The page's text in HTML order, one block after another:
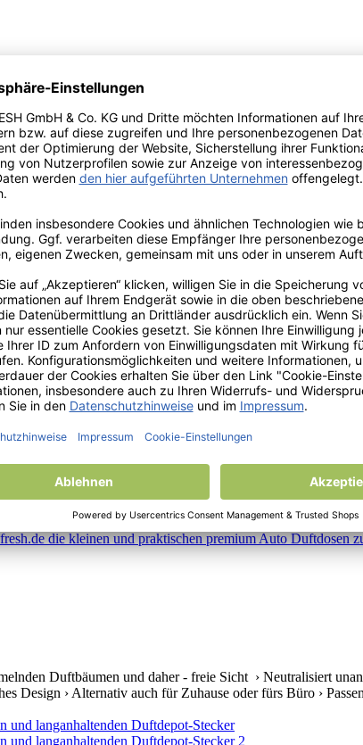
Duftbäumen und daher - freie Sicht › Neutralisiert
Design › Alternativ auch für Zuhause oder fürs Büro ›
als Lufterfrischer › Mit langanhaltende und natürlichen
Brüdern und Schwestern › Ob Einzeln oder auch als
Duftbäumen und daher - freie Sicht › Neutralisiert
Design › Alternativ auch für Zuhause oder fürs Büro ›
Duftbäumen und daher - freie Sicht › Neutralisiert
Design › Alternativ auch für Zuhause oder fürs Büro ›